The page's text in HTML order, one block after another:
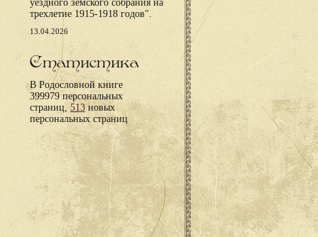
уездного земского собрания на
трехлетие 1915-1918 годов".
13.04.2026
Статистика
В Родословной книге
399979 персональных
страниц,513новых
персональных страниц